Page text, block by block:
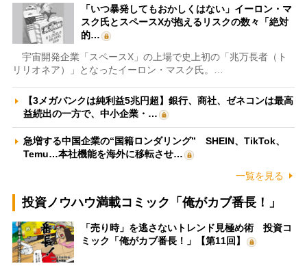
「いつ暴発してもおかしくはない」イーロン・マ
スク氏とスペースXが抱えるリスクの数々「絶対
的…
宇宙開発企業「スペースX」の上場で史上初の「兆万長者（ト
リリオネア）」となったイーロン・マスク氏。…
【3メガバンクは純利益5兆円超】銀行、商社、ゼネコンは最高
益続出の一方で、中小企業・…
急増する中国企業の“国籍ロンダリング” SHEIN、TikTok、
Temu…本社機能を海外に移転させ…
一覧を見る
投資ノウハウ満載コミック「俺がカブ番長！」
「売り時」を逃さないトレンド見極め術 投資コ
ミック「俺がカブ番長！」【第11回】